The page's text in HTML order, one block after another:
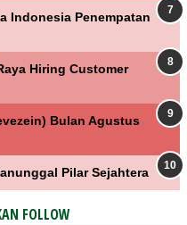
Indonesia Penempatan
Hiring Customer
Bulan Agustus
Pilar Sejahtera
FOLLOW